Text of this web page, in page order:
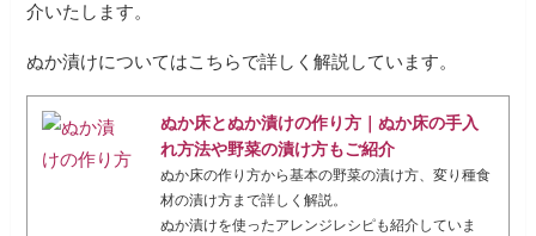
介いたします。
ぬか漬けについてはこちらで詳しく解説しています。
ぬか床とぬか漬けの作り方｜ぬか床の手入
れ方法や野菜の漬け方もご紹介
ぬか床の作り方から基本の野菜の漬け方、変り種食
材の漬け方まで詳しく解説。
ぬか漬けを使ったアレンジレシピも紹介していま